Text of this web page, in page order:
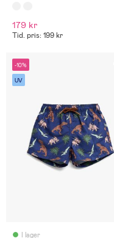
179 kr
Tid. pris: 199 kr
-10%
UV
I lager